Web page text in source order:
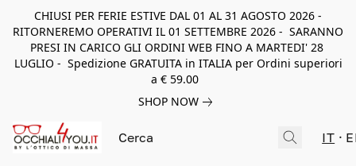
CHIUSI PER FERIE ESTIVE DAL 01 AL 31 AGOSTO 2026 -
RITORNEREMO OPERATIVI IL 01 SETTEMBRE 2026 - SARANNO
PRESI IN CARICO GLI ORDINI WEB FINO A MARTEDI' 28
LUGLIO - Spedizione GRATUITA in ITALIA per Ordini superiori
a € 59.00
SHOP NOW
IT